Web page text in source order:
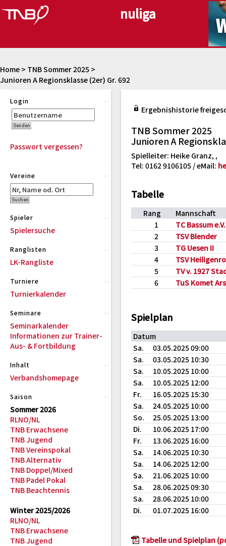
Junioren A Regionsklasse (2er) Gr. 692
Home > TNB Sommer 2025 >
Login
Passwort vergessen?
Vereine
Spieler
Spielersuche
Ranglisten
LK-Rangliste
Turniere
Turnierkalender
Seminare
Seminarkalender
Informationen zur Trainer-
Aus- & Fortbildung
Inhalt
Verbandshomepage
Saison
Sommer 2026
RLNO/NL
TNB Erwachsene
TNB Jugend
TNB Vereinspokal
TNB Alternativ
TNB Doppel/Mixed
TNB Padel Pokal
TNB Beachtennis
Winter 2025/2026
RLNO/NL
TNB Erwachsene
TNB Jugend
Ergebnishistorie
TNB Sommer 2025
Junioren A
Spielleiter: Heike Granz, ,
Tel: 0162 9106105 / eMail:
Tabelle
Rang
Mannschaft
1
TC Bassum e.V.
2
TSV Blender
3
TG Uesen II
4
TSV
5
TV v. 1927
6
TuS Komet
Spielplan
Datum
Sa.
03.05.2025 09:00
Sa.
03.05.2025 10:30
Sa.
10.05.2025 10:00
Sa.
10.05.2025 12:00
Fr.
16.05.2025 15:30
Sa.
24.05.2025 10:00
So.
25.05.2025 13:00
Di.
10.06.2025 17:00
Fr.
13.06.2025 16:00
Sa.
14.06.2025 10:30
Sa.
14.06.2025 12:00
Sa.
21.06.2025 10:00
Sa.
28.06.2025 09:30
Sa.
28.06.2025 10:00
Di.
01.07.2025 16:00
Tabelle und Spielplan